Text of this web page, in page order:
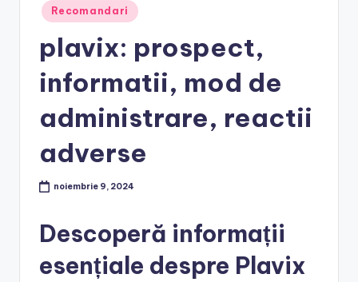
Posted
in
Recomandari
plavix: prospect,
informatii, mod de
administrare, reactii
adverse
noiembrie 9, 2024
Descoperă informații
esențiale despre Plavix